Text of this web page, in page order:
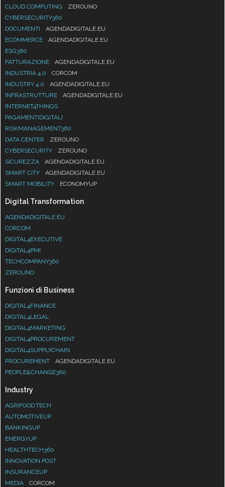
CLOUD COMPUTING
ZEROUNO
CYBERSECURITY360
DOCUMENTI
AGENDADIGITALE.EU
ECOMMERCE
AGENDADIGITALE.EU
ESG360
FATTURAZIONE
AGENDADIGITALE.EU
INDUSTRIA 4.0
CORCOM
INDUSTRY 4.0
AGENDADIGITALE.EU
INFRASTRUTTURE
AGENDADIGITALE.EU
INTERNET4THINGS
PAGAMENTIDIGITALI
RISKMANAGEMENT360
DATA CENTER
ZEROUNO
CYBERSECURITY
ZEROUNO
SICUREZZA
AGENDADIGITALE.EU
SMART CITY
AGENDADIGITALE.EU
SMART MOBILITY
ECONOMYUP
Digital Transformation
AGENDADIGITALE.EU
CORCOM
DIGITAL4EXECUTIVE
DIGITAL4PMI
TECHCOMPANY360
ZEROUNO
Funzioni di Business
DIGITAL4FINANCE
DIGITAL4LEGAL
DIGITAL4MARKETING
DIGITAL4PROCUREMENT
DIGITAL4SUPPLYCHAIN
PROCUREMENT
AGENDADIGITALE.EU
PEOPLE&CHANGE360
Industry
AGRIFOOD.TECH
AUTOMOTIVEUP
BANKINGUP
ENERGYUP
HEALTHTECH360
INNOVATION POST
INSURANCEUP
MEDIA
CORCOM